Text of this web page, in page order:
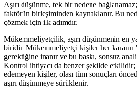
Aşırı düşünme, tek bir nedene
faktörün birleşiminden kaynaklanır. Bu
çözmek için ilk adımdır.
Mükemmeliyetçilik, aşırı düşünmenin en
biridir. Mükemmeliyetçi kişiler her kararın
gerektiğine inanır ve bu baskı, sonsuz
Kontrol ihtiyacı da benzer şekilde
edemeyen kişiler, olası tüm sonuçları
aşırı düşünmeye sürüklenir.